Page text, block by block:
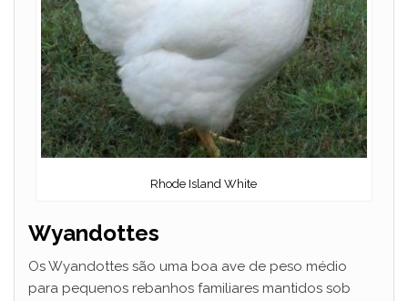
Rhode Island White
Wyandottes
Os Wyandottes são uma boa ave de peso médio
para pequenos rebanhos familiares mantidos sob